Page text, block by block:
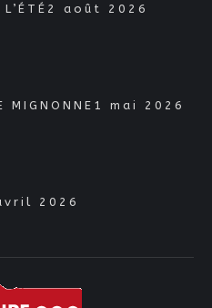
2 août 2026
MIGNONNE 1 mai 2026
2026